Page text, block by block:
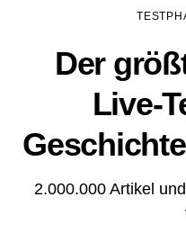
Der
Live-
2.000.000 Artikel